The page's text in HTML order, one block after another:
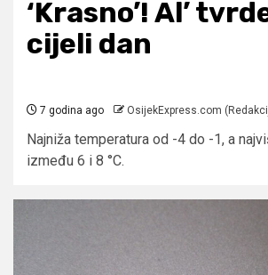
‘Krasno’! Al’
cijeli dan
7 godina ago OsijekExpress.com
Najniža temperatura od -4 do -1, a
između 6 i 8 °C.